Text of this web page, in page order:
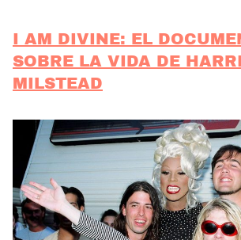
I AM DIVINE: EL
SOBRE LA VIDA DE
MILSTEAD